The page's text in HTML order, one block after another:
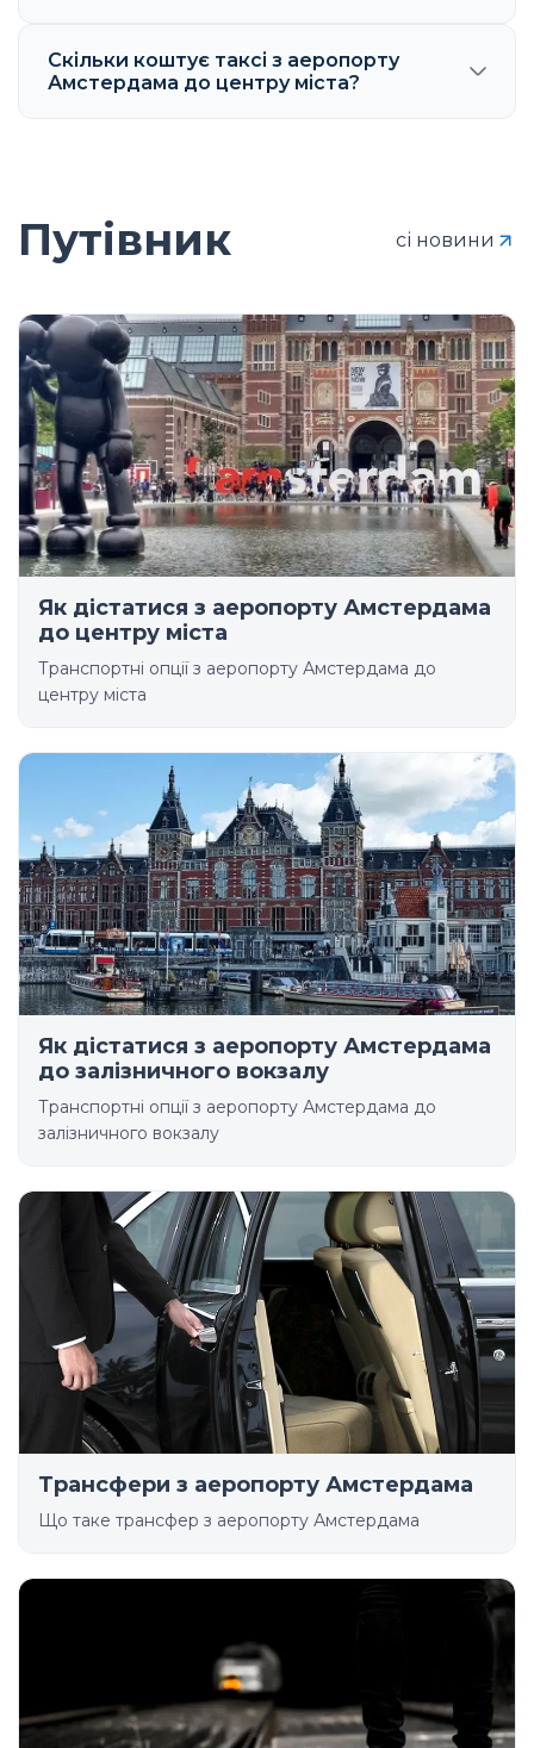
Скільки коштує таксі з аеропорту
Амстердама до центру міста?
Путівник сі новини
Як дістатися з аеропорту Амстердама
до центру міста
Транспортні опції з аеропорту Амстердама до
центру міста
Як дістатися з аеропорту Амстердама
до залізничного вокзалу
Транспортні опції з аеропорту Амстердама до
залізничного вокзалу
Трансфери з аеропорту Амстердама
Що таке трансфер з аеропорту Амстердама